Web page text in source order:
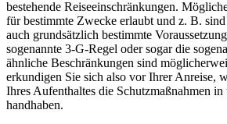
bestehende Reiseeinschränkungen.
für bestimmte Zwecke erlaubt und z. B.
auch grundsätzlich bestimmte
sogenannte 3-G-Regel oder sogar die
ähnliche Beschränkungen sind
erkundigen Sie sich also vor Ihrer Anreise,
Ihres Aufenthaltes die Schutzmaßnahmen in
handhaben.